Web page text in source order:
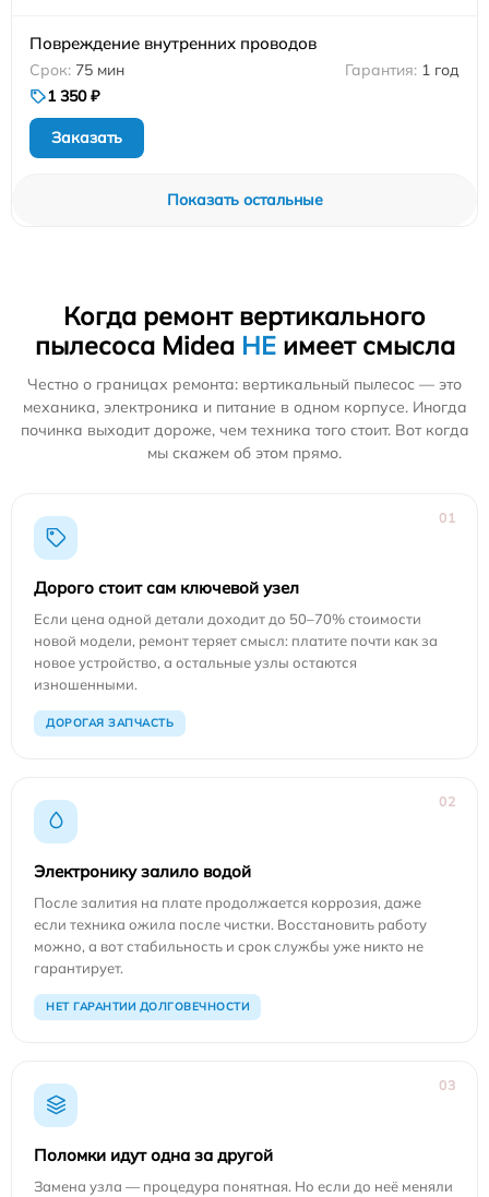
Повреждение внутренних проводов
75 мин
1 год
1 350 ₽
Заказать
Показать остальные
Когда ремонт вертикального
пылесоса Midea НЕимеет смысла
Честно о границах ремонта: вертикальный пылесос — это
механика, электроника и питание в одном корпусе. Иногда
починка выходит дороже, чем техника того стоит. Вот когда
мы скажем об этом прямо.
01
Дорого стоит сам ключевой узел
Если цена одной детали доходит до 50–70% стоимости
новой модели, ремонт теряет смысл: платите почти как за
новое устройство, а остальные узлы остаются
изношенными.
ДОРОГАЯ ЗАПЧАСТЬ
02
Электронику залило водой
После залития на плате продолжается коррозия, даже
если техника ожила после чистки. Восстановить работу
можно, а вот стабильность и срок службы уже никто не
гарантирует.
НЕТ ГАРАНТИИ ДОЛГОВЕЧНОСТИ
03
Поломки идут одна за другой
Замена узла — процедура понятная. Но если до неё меняли